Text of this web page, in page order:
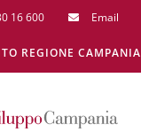
16 600 Email
REGIONE CAMPANIA